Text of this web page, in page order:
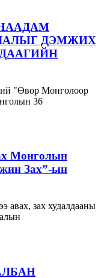
ДЭМЖИХ
"Өвөр Монголоор
36
Монголын
Зах”-ын
авах, зах худалдааны